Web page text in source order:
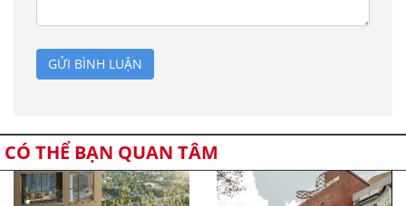
GỬI BÌNH LUẬN
CÓ THỂ BẠN QUAN TÂM